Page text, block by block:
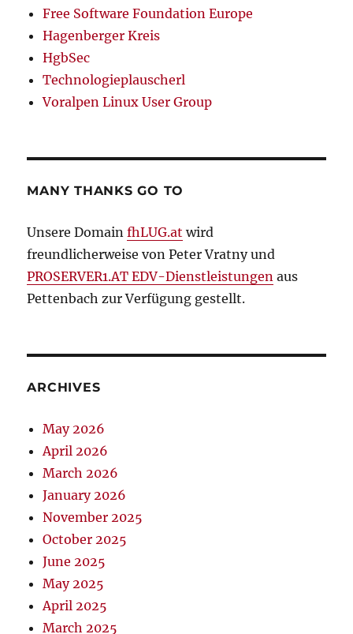
Free Software Foundation Europe
Hagenberger Kreis
HgbSec
Technologieplauscherl
Voralpen Linux User Group
MANY THANKS GO TO
Unsere DomainfhLUG.at wird
freundlicherweise von Peter Vratny und
PROSERVER1.AT EDV-Dienstleistungen aus
Pettenbach zur Verfügung gestellt.
ARCHIVES
May 2026
April 2026
March 2026
January 2026
November 2025
October 2025
June 2025
May 2025
April 2025
March 2025